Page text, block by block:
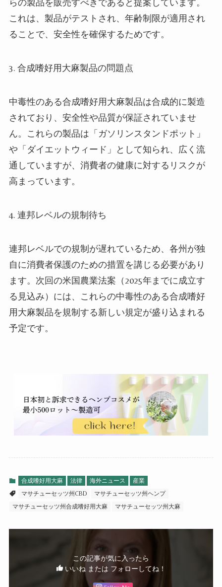
らの製品を販売すべきであると提案しています。
これは、製品がテストされ、年齢制限が適用され
ることで、安全性を確保するためです。
3. 合成嗜好用大麻製品の問題点
中毒性のある合成嗜好用大麻製品は合成的に製造
されており、安全性や品質が保証されていませ
ん。これらの製品は「ガソリンスタンドポット」
や「ダイエットウィード」として知られ、広く流
通していますが、消費者の健康に対するリスクが
高まっています。
4. 連邦レベルの規制待ち
連邦レベルでの規制が遅れているため、各州が独
自に消費者保護のための措置を講じる必要があり
ます。次回の米国農業法案（2025年までに成立す
る見込み）には、これらの中毒性のある合成嗜好
用大麻製品を規制する新しい規定が盛り込まれる
予定です。
合成嗜好用大麻 法律 海外ニュース
産業
マサチューセッツ州CBD
マサチューセッツ州ヘンプ
マサチューセッツ州合成嗜好用大麻
マサチューセッツ州大麻
この記事が気に入ったら
いいね または フォローしてね！